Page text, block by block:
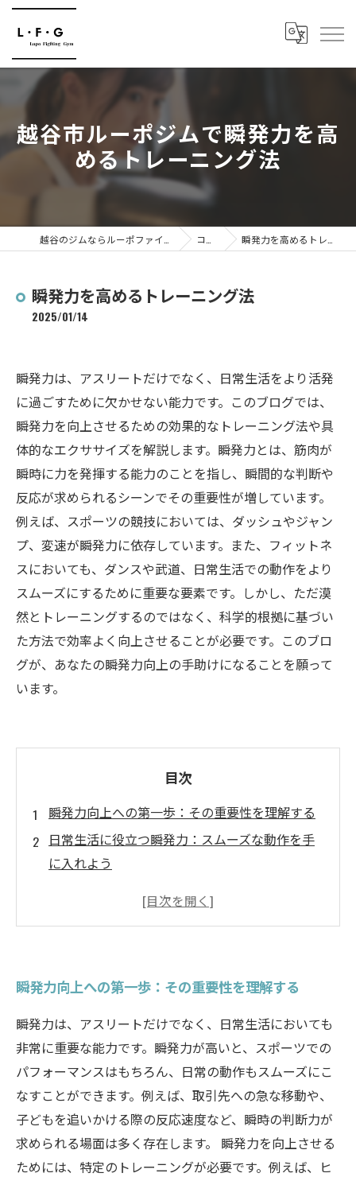
越谷市ルーポジムで瞬発力を高
めるトレーニング法
コラム 瞬発力を高めるトレーニング法
瞬発力を高めるトレーニング法
2025/01/14
瞬発力は、アスリートだけでなく、日常生活をより活発
に過ごすために欠かせない能力です。このブログでは、
瞬発力を向上させるための効果的なトレーニング法や具
体的なエクササイズを解説します。瞬発力とは、筋肉が
瞬時に力を発揮する能力のことを指し、瞬間的な判断や
反応が求められるシーンでその重要性が増しています。
例えば、スポーツの競技においては、ダッシュやジャン
プ、変速が瞬発力に依存しています。また、フィットネ
スにおいても、ダンスや武道、日常生活での動作をより
スムーズにするために重要な要素です。しかし、ただ漠
然とトレーニングするのではなく、科学的根拠に基づい
た方法で効率よく向上させることが必要です。このブロ
グが、あなたの瞬発力向上の手助けになることを願って
います。
目次
瞬発力向上への第一歩：その重要性を理解する
日常生活に役立つ瞬発力：スムーズな動作を手
に入れよう
科学に基づくトレーニング法：瞬発力を効率的
トレーニング成果を実感する瞬間：向上した瞬
発力の体験
フィットネスにおける瞬発力の重要性：効果的
な活用法
未来に向けて：自分の瞬発力を高める旅を続け
よう
瞬発力向上への第一歩：その重要性を理解する
瞬発力は、アスリートだけでなく、日常生活においても
非常に重要な能力です。瞬発力が高いと、スポーツでの
パフォーマンスはもちろん、日常の動作もスムーズにこ
なすことができます。例えば、取引先への急な移動や、
子どもを追いかける際の反応速度など、瞬時の判断力が
求められる場面は多く存在します。 瞬発力を向上させる
ためには、特定のトレーニングが必要です。例えば、ヒ